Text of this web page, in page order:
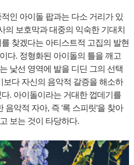
인 아이돌 팝과는 다소 거리가 있
의 보호막과 대중의 익숙한 기대치
찾겠다는 아티스트적 고집의 발현
다. 정형화된 아이돌의 틀을 깨고
낯선 영역에 발을 디딘 그의 선택
보다 자신의 음악적 갈증을 해소하
. 아이돌이라는 거대한 껍데기를
음악적 자아, 즉 '록 스피릿'을 찾아
보는 것이 타당하다.